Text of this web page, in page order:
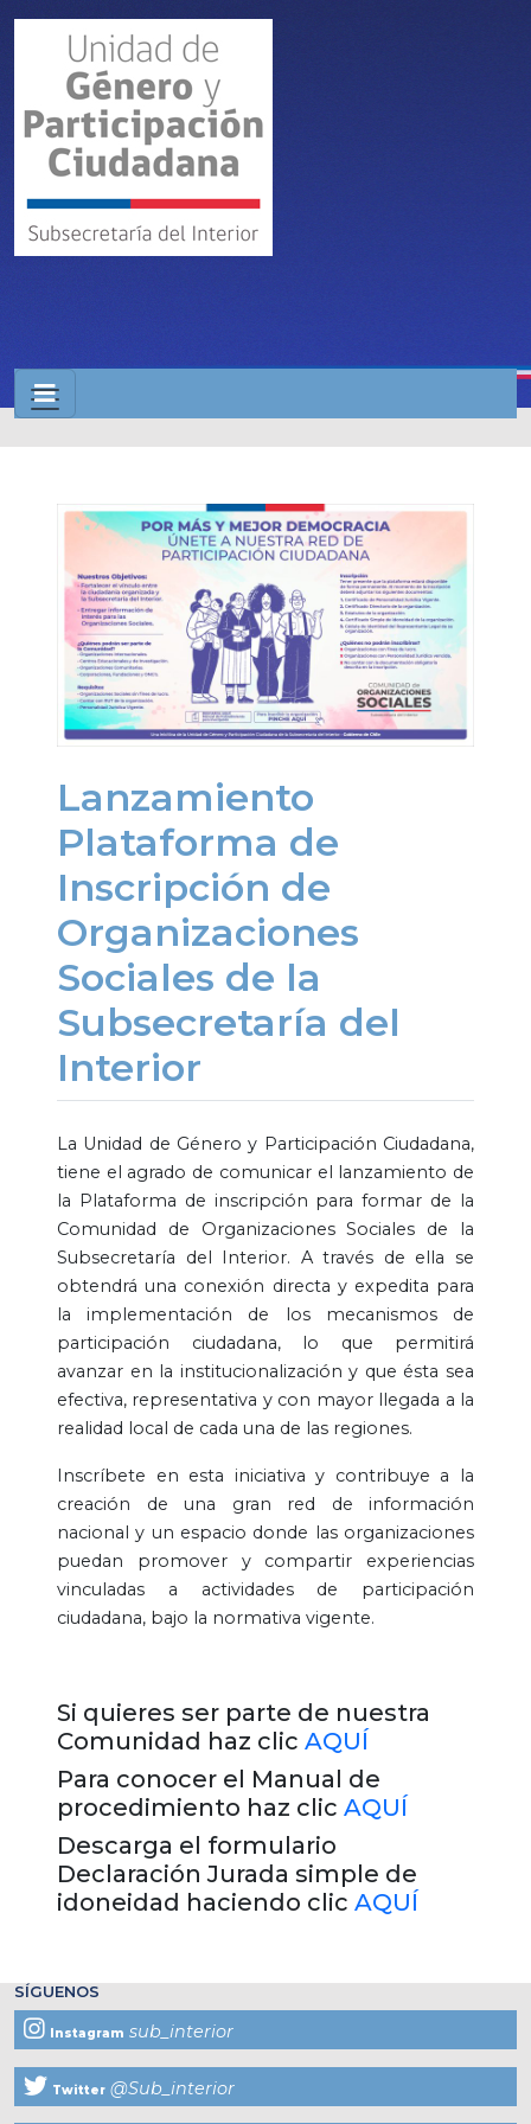
Lanzamiento
Plataforma de
Inscripción de
Organizaciones
Sociales de la
Subsecretaría del
Interior
La Unidad de Género y Participación Ciudadana,
tiene el agrado de comunicar el lanzamiento de
la Plataforma de inscripción para formar de la
Comunidad de Organizaciones Sociales de la
Subsecretaría del Interior. A través de ella se
obtendrá una conexión directa y expedita para
la implementación de los mecanismos de
participación ciudadana, lo que permitirá
avanzar en la institucionalización y que ésta sea
efectiva, representativa y con mayor llegada a la
realidad local de cada una de las regiones.
Inscríbete en esta iniciativa y contribuye a la
creación de una gran red de información
nacional y un espacio donde las organizaciones
puedan promover y compartir experiencias
vinculadas a actividades de participación
ciudadana, bajo la normativa vigente.
Si quieres ser parte de nuestra
Comunidad haz clic AQUÍ
Para conocer el Manual de
procedimiento haz clic AQUÍ
Descarga el formulario
Declaración Jurada simple de
idoneidad haciendo clic AQUÍ
SÍGUENOS
Instagram sub_interior
Twitter @Sub_interior